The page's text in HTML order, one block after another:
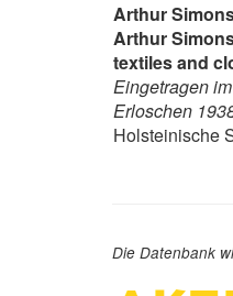
Arthur
Arthur
textiles and
Eingetragen
Erloschen
Holsteinische
Die Datenbank